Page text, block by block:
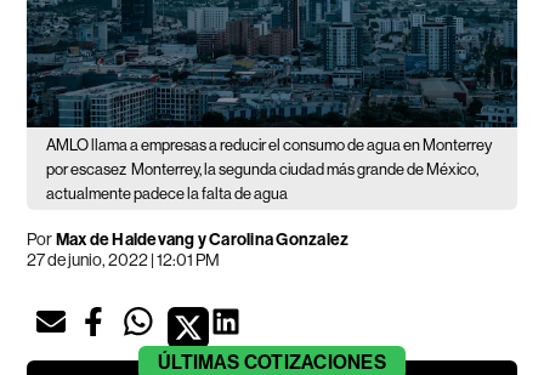
AMLO llama a empresas a reducir el consumo de agua en Monterrey
por escasez Monterrey, la segunda ciudad más grande de México,
actualmente padece la falta de agua
PorMax de Haldevang y Carolina Gonzalez
27 de junio, 2022 | 12:01 PM
ÚLTIMAS COTIZACIONES